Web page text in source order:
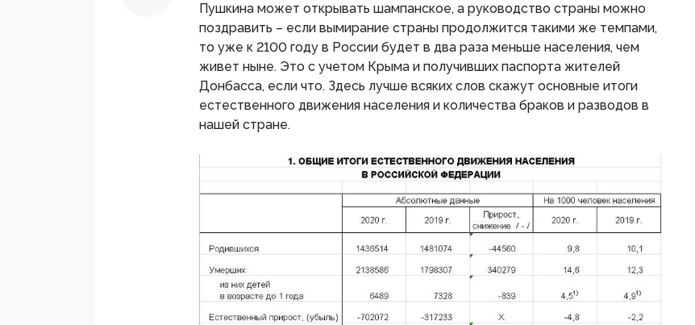
Пушкина может открывать шампанское, а руководство страны можно
поздравить – если вымирание страны продолжится такими же темпами,
то уже к 2100 году в России будет в два раза меньше населения, чем
живет ныне. Это с учетом Крыма и получивших паспорта жителей
Донбасса, если что. Здесь лучше всяких слов скажут основные итоги
естественного движения населения и количества браков и разводов в
нашей стране.